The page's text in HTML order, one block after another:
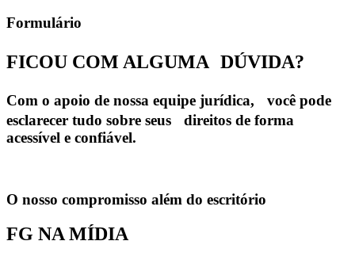
Formulário
FICOU COM ALGUMA DÚVIDA?
Com o apoio de nossa equipe jurídica, você pode
esclarecer tudo sobre seus direitos de forma
acessível e confiável.
O nosso compromisso além do escritório
FG NA MÍDIA